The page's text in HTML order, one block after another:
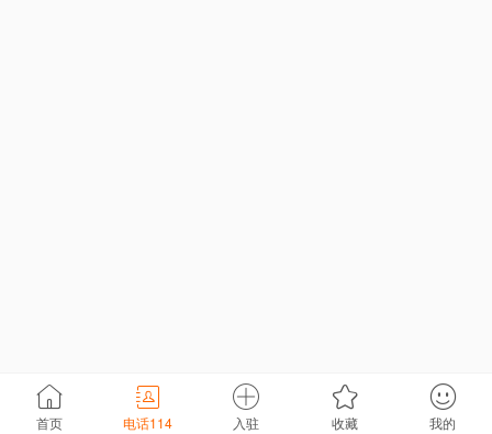
首页 电话114 入驻 收藏 我的